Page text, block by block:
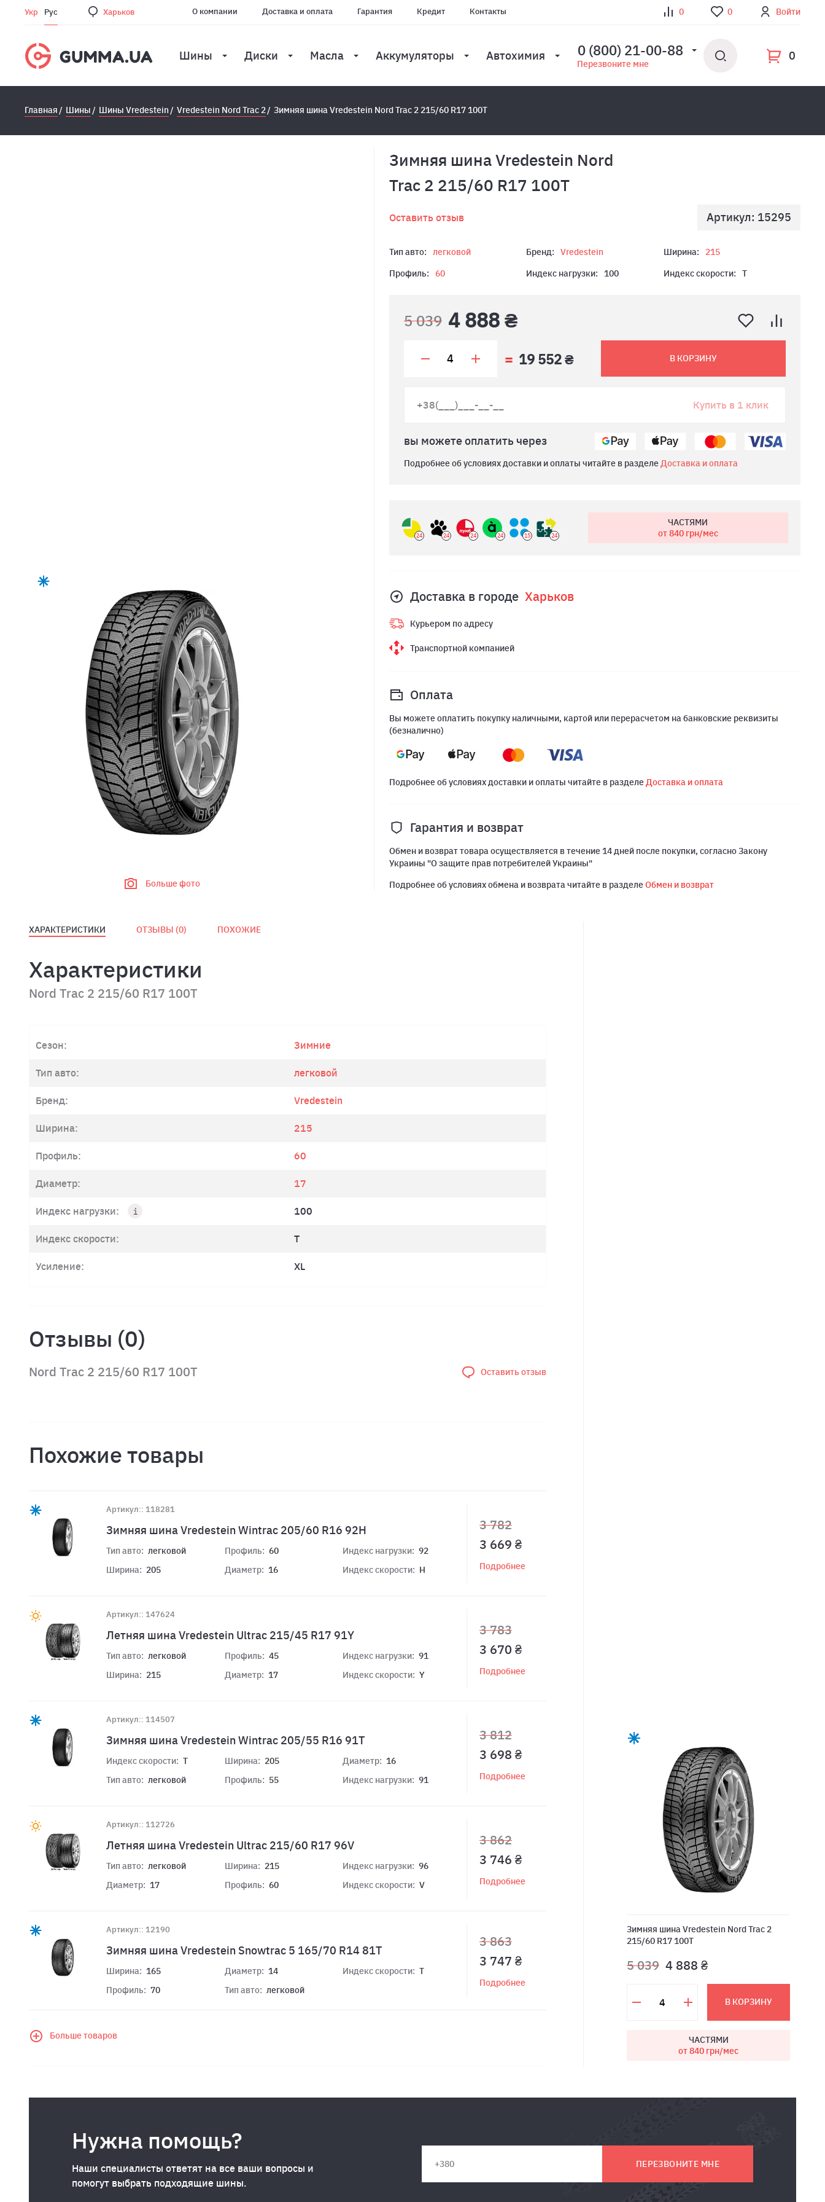
Укр Рус Харьков О компании Доставка и оплата Гарантия Кредит Контакты 0 0 Войти
Шины Диски Масла Аккумуляторы Автохимия 0 (800) 21-00-88
Перезвоните мне
0
Главная Шины Шины Vredestein Vredestein Nord Trac 2 Зимняя шина Vredestein Nord Trac 2 215/60 R17 100T
Больше фото
Зимняя шина Vredestein Nord
Trac 2 215/60 R17 100T
Оставить отзыв Артикул: 15295
Тип авто: легковой Бренд: Vredestein Ширина:
215
Профиль:
60 Индекс нагрузки: 100 Индекс скорости: T
5 039 4 888 ₴
19 552 ₴ В КОРЗИНУ
Купить в 1 клик
вы можете оплатить через
Подробнее об условиях доставки и оплаты читайте в разделеДоставка и оплата
24 24 24 24 15 24
ЧАСТЯМИ
от 840грн/мес
Доставка в городе Харьков
Курьером по адресу
Транспортной компанией
Оплата
Вы можете оплатить покупку наличными, картой или перерасчетом на банковские реквизиты
(безналично)
Подробнее об условиях доставки и оплаты читайте в разделеДоставка и оплата
Гарантия и возврат
Обмен и возврат товара осуществляется в течение 14 дней после покупки, согласно Закону
Украины "О защите прав потребителей Украины"
Подробнее об условиях обмена и возврата читайте в разделеОбмен и возврат
ХАРАКТЕРИСТИКИ ОТЗЫВЫ (0) ПОХОЖИЕ
Характеристики
Nord Trac 2 215/60 R17 100T
Сезон: Зимние
Тип авто: легковой
Бренд: Vredestein
Ширина: 215
Профиль: 60
Диаметр: 17
Индекс нагрузки: 100
Индекс скорости: T
Усиление: XL
Отзывы (0)
Nord Trac 2 215/60 R17 100T Оставить отзыв
Похожие товары
Артикул:: 118281
Зимняя шина Vredestein Wintrac 205/60 R16 92H
Тип авто: легковой
Ширина: 205
Профиль: 60
Диаметр: 16
Индекс нагрузки: 92
Индекс скорости: H
3 782
3 669 ₴
Подробнее
Артикул:: 147624
Летняя шина Vredestein Ultrac 215/45 R17 91Y
Тип авто: легковой
Ширина: 215
Профиль: 45
Диаметр: 17
Индекс нагрузки: 91
Индекс скорости: Y
3 783
3 670 ₴
Подробнее
Артикул:: 114507
Зимняя шина Vredestein Wintrac 205/55 R16 91T
Индекс скорости: T
Тип авто: легковой
Ширина: 205
Профиль: 55
Диаметр: 16
Индекс нагрузки: 91
3 812
3 698 ₴
Подробнее
Артикул:: 112726
Летняя шина Vredestein Ultrac 215/60 R17 96V
Тип авто: легковой
Диаметр: 17
Ширина: 215
Профиль: 60
Индекс нагрузки: 96
Индекс скорости: V
3 862
3 746 ₴
Подробнее
Артикул:: 12190
Зимняя шина Vredestein Snowtrac 5 165/70 R14 81T
Ширина: 165
Профиль: 70
Диаметр: 14
Тип авто: легковой
Индекс скорости: T
3 863
3 747 ₴
Подробнее
Больше товаров
Зимняя шина Vredestein Nord Trac 2
215/60 R17 100T
5 039 4 888 ₴
В КОРЗИНУ
ЧАСТЯМИ
от 840 грн/мес
Нужна помощь?
Наши специалисты ответят на все ваши вопросы и
помогут выбрать подходящие шины.
ПЕРЕЗВОНИТЕ МНЕ